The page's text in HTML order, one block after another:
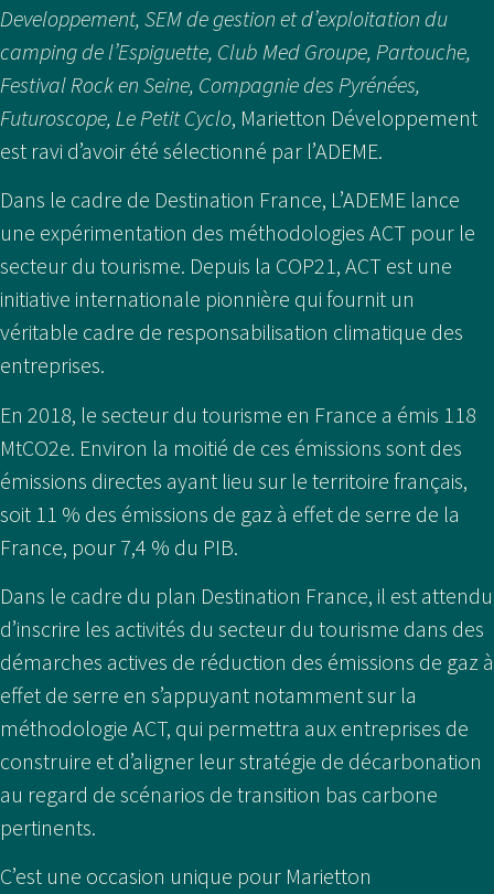
Developpement, SEM de gestion et d’exploitation du
camping de l’Espiguette, Club Med Groupe, Partouche,
Festival Rock en Seine, Compagnie des Pyrénées,
Futuroscope, Le Petit Cyclo, Marietton Développement
est ravi d’avoir été sélectionné par l’ADEME.
Dans le cadre de Destination France, L’ADEME lance
une expérimentation des méthodologies ACT pour le
secteur du tourisme. Depuis la COP21, ACT est une
initiative internationale pionnière qui fournit un
véritable cadre de responsabilisation climatique des
entreprises.
En 2018, le secteur du tourisme en France a émis 118
MtCO2e. Environ la moitié de ces émissions sont des
émissions directes ayant lieu sur le territoire français,
soit 11 % des émissions de gaz à effet de serre de la
France, pour 7,4 % du PIB.
Dans le cadre du plan Destination France, il est attendu
d’inscrire les activités du secteur du tourisme dans des
démarches actives de réduction des émissions de gaz à
effet de serre en s’appuyant notamment sur la
méthodologie ACT, qui permettra aux entreprises de
construire et d’aligner leur stratégie de décarbonation
au regard de scénarios de transition bas carbone
pertinents.
C’est une occasion unique pour Marietton